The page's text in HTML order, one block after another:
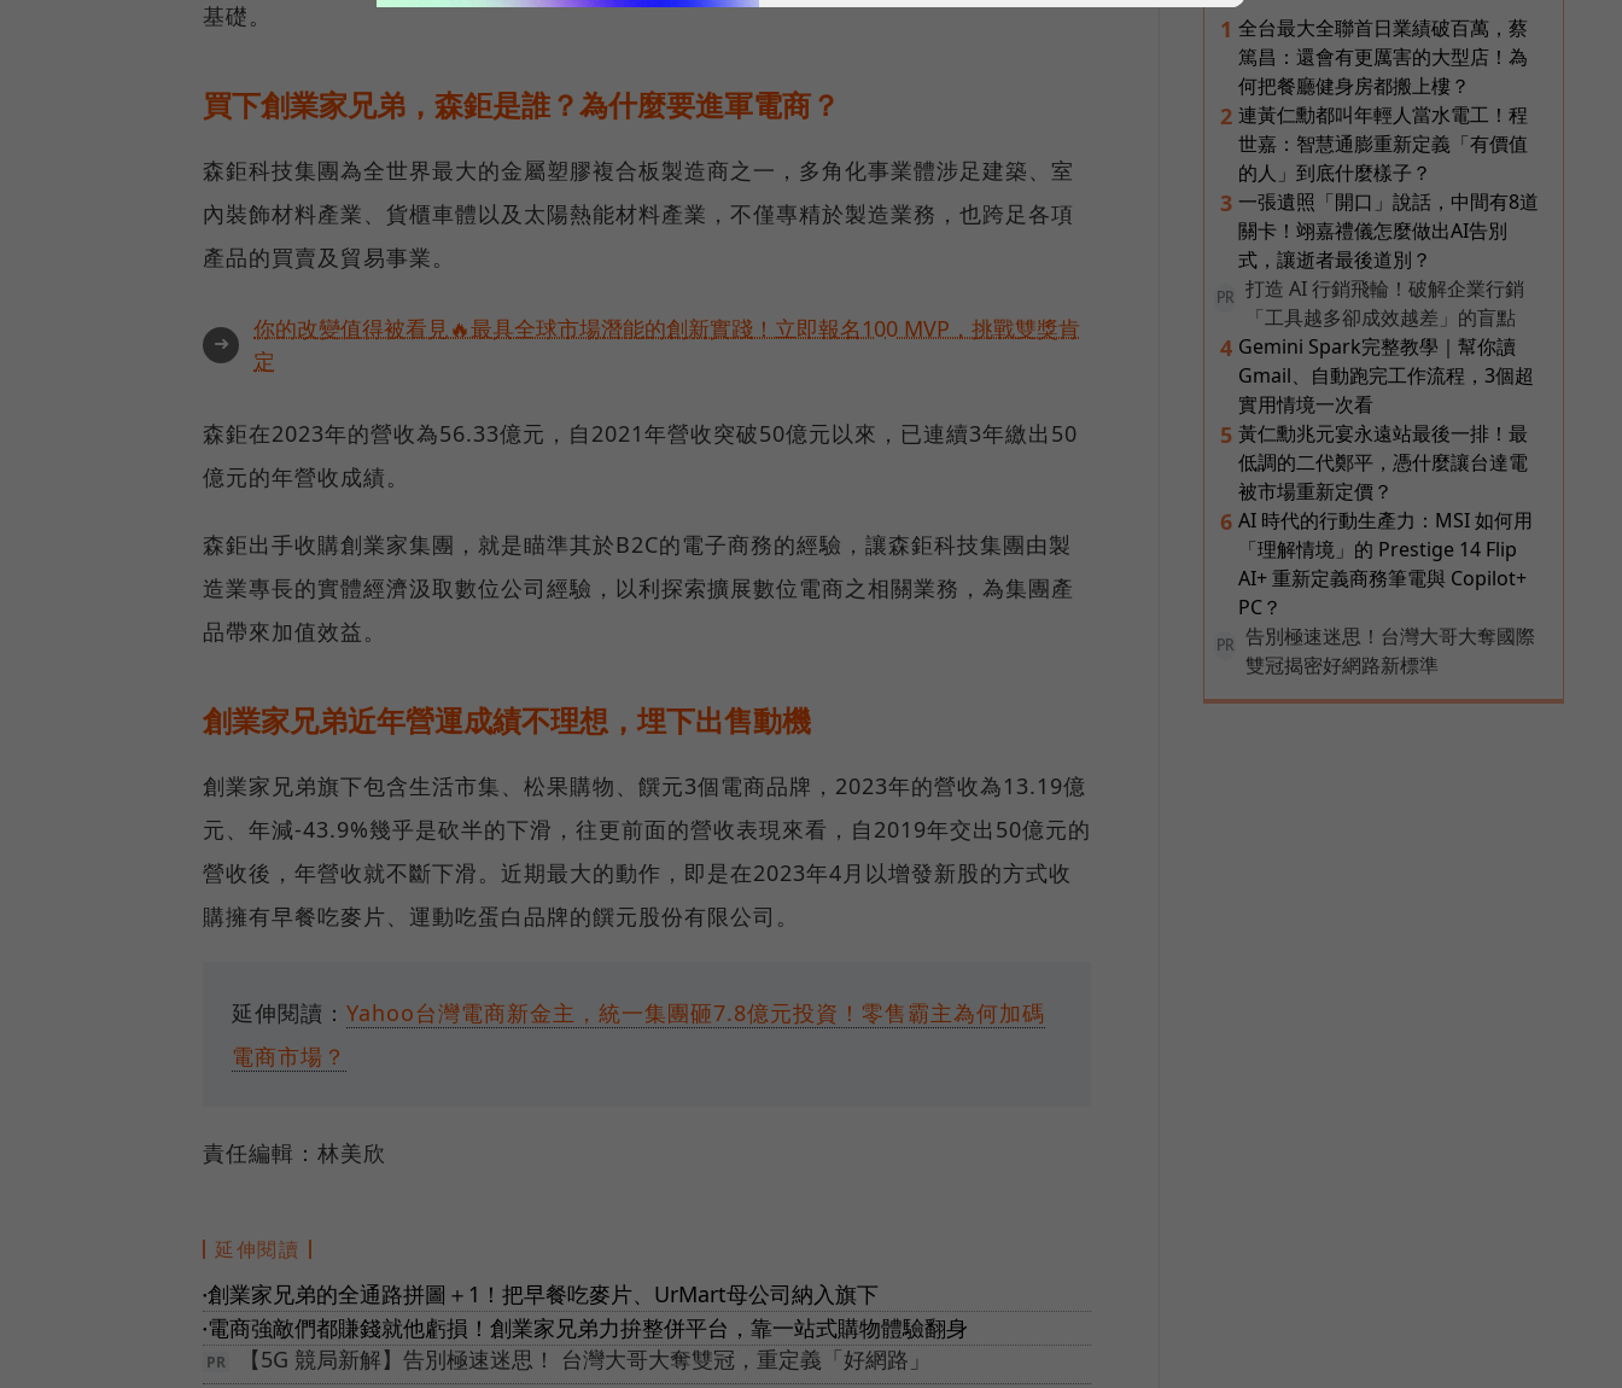
基礎。
買下創業家兄弟，森鉅是誰？為什麼要進軍電商？
森鉅科技集團為全世界最大的金屬塑膠複合板製造商之一，多角化事業體涉足建築、室
內裝飾材料產業、貨櫃車體以及太陽熱能材料產業，不僅專精於製造業務，也跨足各項
產品的買賣及貿易事業。
➜
你的改變值得被看見🔥最具全球市場潛能的創新實踐！立即報名100 MVP，挑戰雙獎肯
定
森鉅在2023年的營收為56.33億元，自2021年營收突破50億元以來，已連續3年繳出50
億元的年營收成績。
森鉅出手收購創業家集團，就是瞄準其於B2C的電子商務的經驗，讓森鉅科技集團由製
造業專長的實體經濟汲取數位公司經驗，以利探索擴展數位電商之相關業務，為集團產
品帶來加值效益。
創業家兄弟近年營運成績不理想，埋下出售動機
創業家兄弟旗下包含生活市集、松果購物、饌元3個電商品牌，2023年的營收為13.19億
元、年減-43.9%幾乎是砍半的下滑，往更前面的營收表現來看，自2019年交出50億元的
營收後，年營收就不斷下滑。近期最大的動作，即是在2023年4月以增發新股的方式收
購擁有早餐吃麥片、運動吃蛋白品牌的饌元股份有限公司。
延伸閱讀： Yahoo台灣電商新金主，統一集團砸7.8億元投資！零售霸主為何加碼
電商市場？
責任編輯：林美欣
延伸閱讀
●創業家兄弟的全通路拼圖＋1！把早餐吃麥片、UrMart母公司納入旗下
● 電商強敵們都賺錢就他虧損！創業家兄弟力拚整併平台，靠一站式購物體驗翻身
【5G 競局新解】告別極速迷思！ 台灣大哥大奪雙冠，重定義「好網路」
1 全台最大全聯首日業績破百萬，蔡
篤昌：還會有更厲害的大型店！為
何把餐廳健身房都搬上樓？
2 連黃仁勳都叫年輕人當水電工！程
世嘉：智慧通膨重新定義「有價值
的人」到底什麼樣子？
3 一張遺照「開口」說話，中間有8道
關卡！翊嘉禮儀怎麼做出AI告別
式，讓逝者最後道別？
PR
打造 AI 行銷飛輪！破解企業行銷
「工具越多卻成效越差」的盲點
4 Gemini Spark完整教學｜幫你讀
Gmail、自動跑完工作流程，3個超
實用情境一次看
5 黃仁勳兆元宴永遠站最後一排！最
低調的二代鄭平，憑什麼讓台達電
被市場重新定價？
6 AI 時代的行動生產力：MSI 如何用
「理解情境」的 Prestige 14 Flip
AI+ 重新定義商務筆電與 Copilot+
PC？
PR
告別極速迷思！台灣大哥大奪國際
雙冠揭密好網路新標準